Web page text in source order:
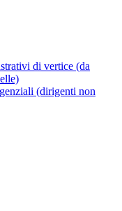
di vertice (da
(dirigenti non